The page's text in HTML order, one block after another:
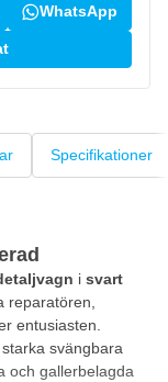
WhatsApp
Specifikationer
i svart
reparatören,
entusiasten.
svängbara
och gallerbelagda